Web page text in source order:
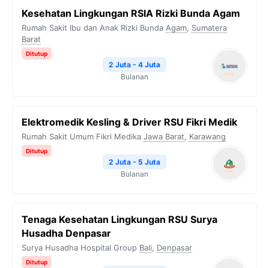
Kesehatan Lingkungan RSIA Rizki Bunda Agam
Rumah Sakit Ibu dan Anak Rizki Bunda Agam, Sumatera
Barat
Ditutup
2 Juta - 4 Juta
Bulanan
Elektromedik Kesling & Driver RSU Fikri Medik
Rumah Sakit Umum Fikri Medika Jawa Barat, Karawang
Ditutup
2 Juta - 5 Juta
Bulanan
Tenaga Kesehatan Lingkungan RSU Surya
Husadha Denpasar
Surya Husadha Hospital Group Bali, Denpasar
Ditutup